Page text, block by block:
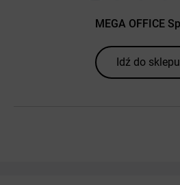
MEGA OFFICE
Idź do sklepu